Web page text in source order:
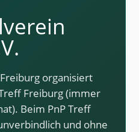
organisiert
Freiburg (immer
Beim PnP Treff
und ohne